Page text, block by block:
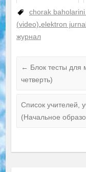
chorak baholarini
(video),elektron jurnal
журнал
← Блок тесты для
четверть)
Список учителей,
(Начальное